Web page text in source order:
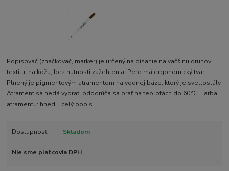
Popisovač (značkovač, marker) je určený na písanie na väčšinu druhov
textilu, na kožu, bez nutnosti zažehlenia. Pero má ergonomický tvar.
Plnený je pigmentovým atramentom na vodnej báze, ktorý je svetlostály.
Atrament sa nedá vyprať, odporúča sa prať na teplotách do 60°C. Farba
atramentu: hned... celý popis
Dostupnosť Skladom
Nie sme platcovia DPH